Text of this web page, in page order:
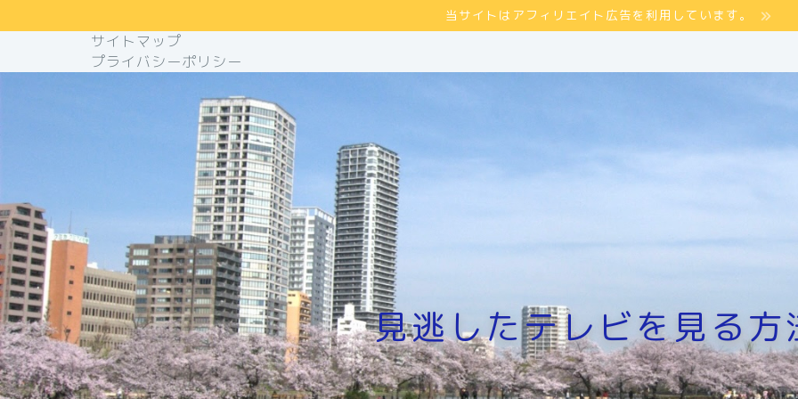
当サイトはアフィリエイト広告を利用しています。
サイトマップ
プライバシーポリシー
見逃したテレビを見る方